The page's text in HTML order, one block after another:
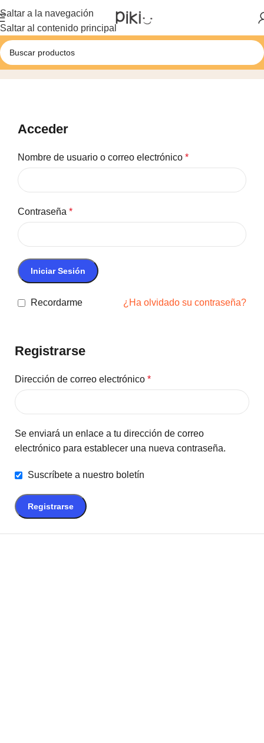
Saltar a la navegación
Saltar al contenido principal
Mi cuenta
Acceder
Nombre de usuario o correo electrónico *
Contraseña *
Iniciar Sesión
¿Ha olvidado su contraseña?
Recordarme
Registrarse
Dirección de correo electrónico *
Se enviará un enlace a tu dirección de correo
electrónico para establecer una nueva contraseña.
Suscríbete a nuestro boletín
Registrarse